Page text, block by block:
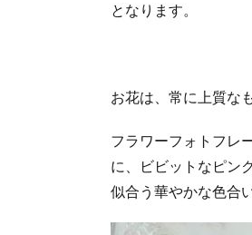
親へ
ワー
レー
ムに
関連
ペー
となります。
お花は、常に上質な
フラワーフォトフレ
に、ビビットなピン
似合う華やかな色合